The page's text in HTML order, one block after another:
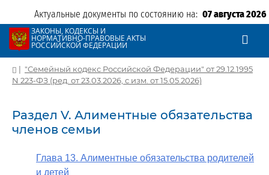
Актуальные документы по состоянию на: 07 августа 2026
ЗАКОНЫ, КОДЕКСЫ И
НОРМАТИВНО-ПРАВОВЫЕ АКТЫ
РОССИЙСКОЙ ФЕДЕРАЦИИ
| "Семейный кодекс Российской Федерации" от 29.12.1995
N 223-ФЗ (ред. от 23.03.2026, с изм. от 15.05.2026)
Раздел V. Алиментные обязательства
членов семьи
Глава 13. Алиментные обязательства родителей
и детей